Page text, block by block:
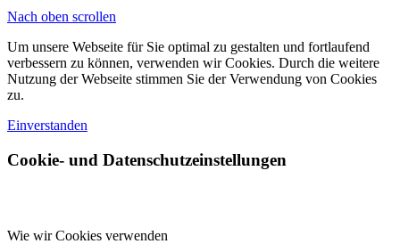
Nach oben scrollen
Um unsere Webseite für Sie optimal zu gestalten und fortlaufend
verbessern zu können, verwenden wir Cookies. Durch die weitere
Nutzung der Webseite stimmen Sie der Verwendung von Cookies
zu.
Einverstanden
Cookie- und Datenschutzeinstellungen
Wie wir Cookies verwenden